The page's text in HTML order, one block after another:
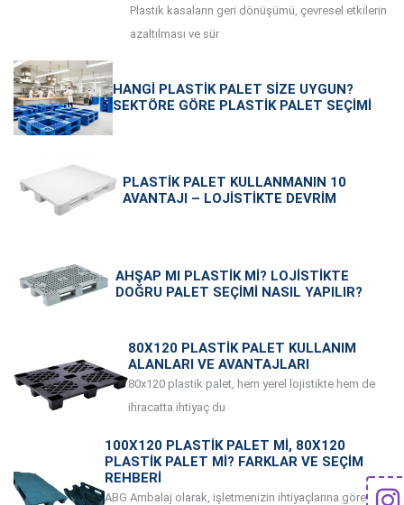
Plastik kasaların geri dönüşümü, çevresel etkilerin
azaltılması ve sür
HANGI PLASTIK PALET SIZE UYGUN?
SEKTÖRE GÖRE PLASTIK PALET SEÇIMI
PLASTIK PALET KULLANMANIN 10
AVANTAJI – LOJISTIKTE DEVRIM
AHŞAP MI PLASTIK MI? LOJISTIKTE
DOĞRU PALET SEÇIMI NASIL YAPILIR?
80X120 PLASTIK PALET KULLANIM
ALANLARI VE AVANTAJLARI
80x120 plastik palet, hem yerel lojistikte hem de
ihracatta ihtiyaç du
100X120 PLASTIK PALET MI, 80X120
PLASTIK PALET MI? FARKLAR VE SEÇIM
REHBERI
ABG Ambalaj olarak, işletmenizin ihtiyaçlarına göre en